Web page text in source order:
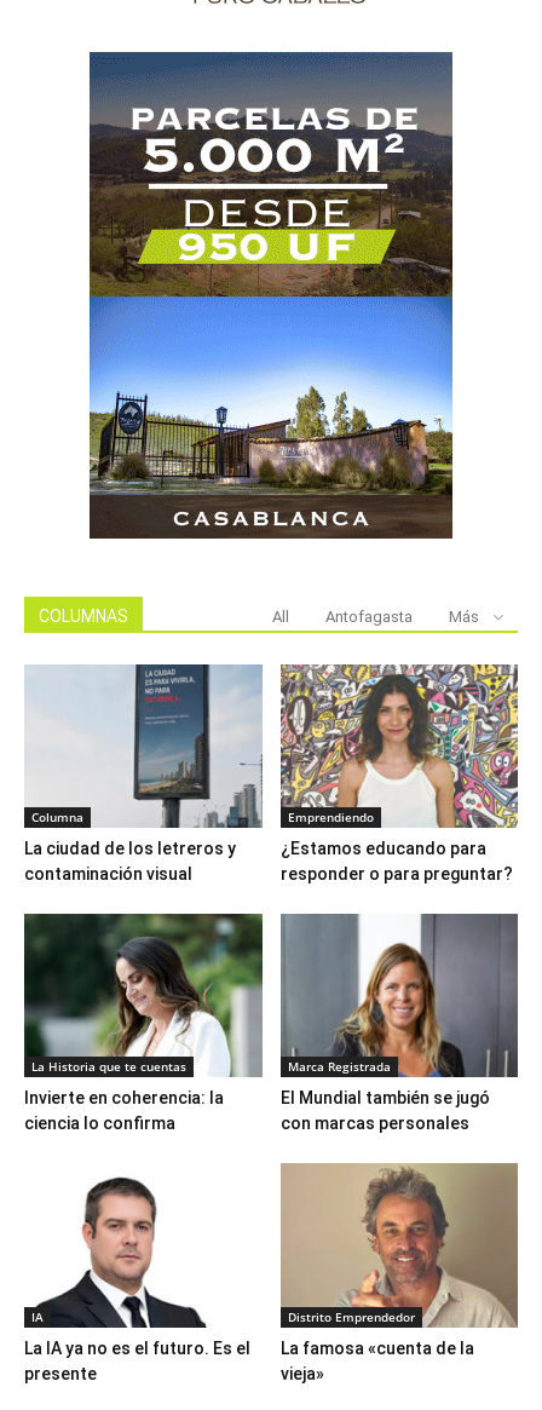
COLUMNAS All Antofagasta Más
Columna
La ciudad de los letreros y
contaminación visual
Emprendiendo
¿Estamos educando para
responder o para preguntar?
La Historia que te cuentas
Invierte en coherencia: la
ciencia lo confirma
Marca Registrada
El Mundial también se jugó
con marcas personales
IA
La IA ya no es el futuro. Es el
presente
Distrito Emprendedor
La famosa «cuenta de la
vieja»